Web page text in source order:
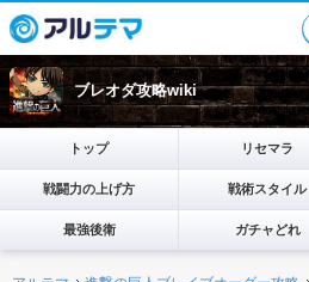
ブレオダ攻略wiki
トップ リセマラ
戦闘力の上げ方 戦術スタイル
最強後衛 ガチャどれ